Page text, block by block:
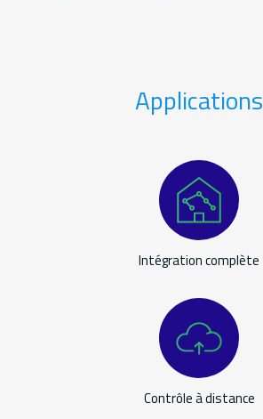
Applications
Intégration complète
Contrôle à distance